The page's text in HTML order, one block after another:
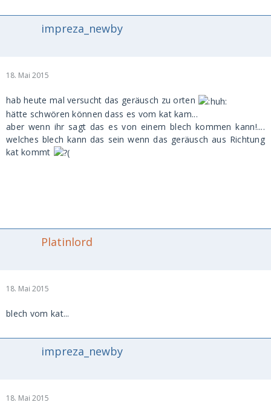
impreza_newby
18. Mai 2015
hab heute mal versucht das geräusch zu orten
hätte schwören können dass es vom kat kam...
aber wenn ihr sagt das es von einem blech kommen kann!....
welches blech kann das sein wenn das geräusch aus Richtung
kat kommt
Platinlord
18. Mai 2015
blech vom kat...
impreza_newby
18. Mai 2015